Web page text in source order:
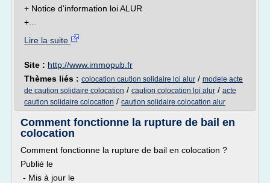
+ Notice d'information loi ALUR
+...
Lire la suite
Site : http://www.immopub.fr
Thèmes liés : colocation caution solidaire loi alur / modele acte
de caution solidaire colocation / caution colocation loi alur / acte
caution solidaire colocation / caution solidaire colocation alur
Comment fonctionne la rupture de bail en
colocation
Comment fonctionne la rupture de bail en colocation ?
Publié le
- Mis à jour le